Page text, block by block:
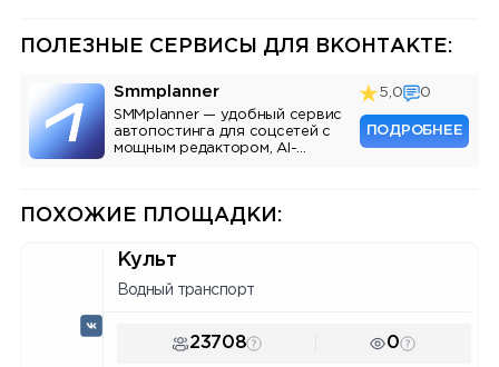
ПОЛЕЗНЫЕ СЕРВИСЫ ДЛЯ ВКОНТАКТЕ:
Smmplanner
SMMplanner — удобный сервис
автопостинга для соцсетей с
мощным редактором, AI-
5,0 0
ПОДРОБНЕЕ
ПОХОЖИЕ ПЛОЩАДКИ:
Культ
Водный транспорт
23708 0